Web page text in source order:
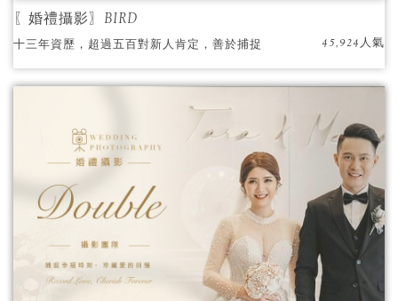
〖婚禮攝影〗BIRD
十三年資歷，超過五百對新人肯定，善於捕捉
45,924人氣